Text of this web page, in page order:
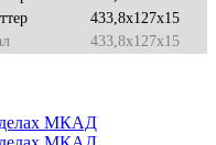
433,8x127x15
433,8x127x15